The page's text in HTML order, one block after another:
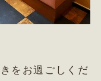
をお過ごしくだ